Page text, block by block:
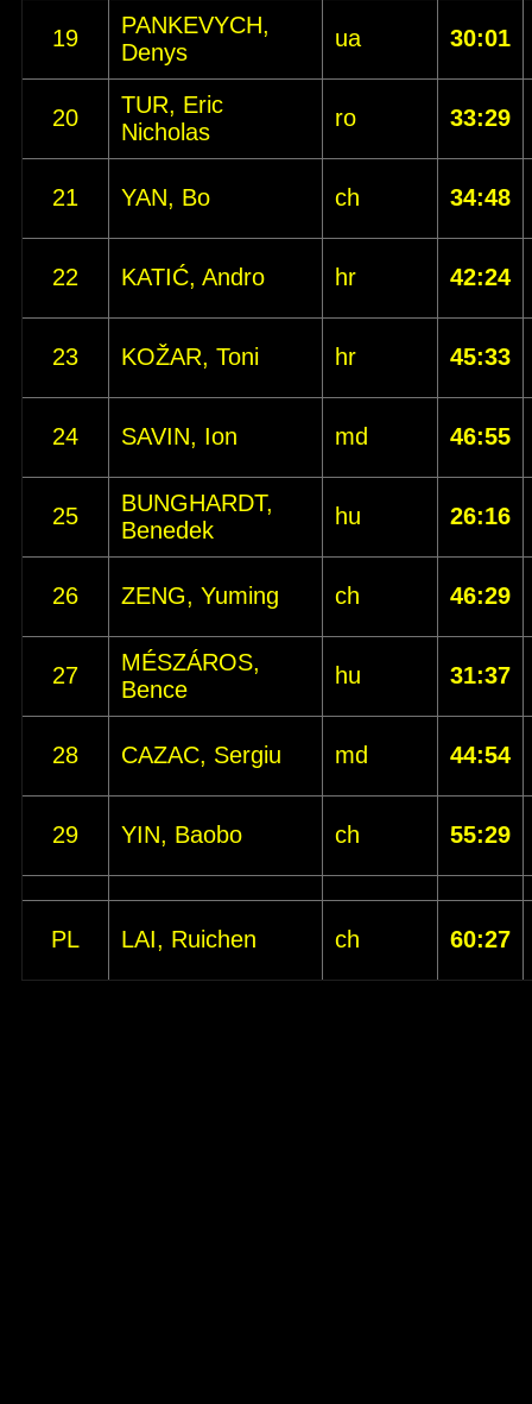
19
PANKEVYCH,
Denys
ua 30:01
20
TUR, Eric
Nicholas
ro 33:29
21 YAN, Bo ch 34:48
22 KATIĆ, Andro hr 42:24
23 KOŽAR, Toni hr 45:33
24 SAVIN, Ion md 46:55
25
BUNGHARDT,
Benedek
hu 26:16
26 ZENG, Yuming ch 46:29
27
MÉSZÁROS,
Bence
hu 31:37
28 CAZAC, Sergiu md 44:54
29 YIN, Baobo ch 55:29
PL LAI, Ruichen ch 60:27